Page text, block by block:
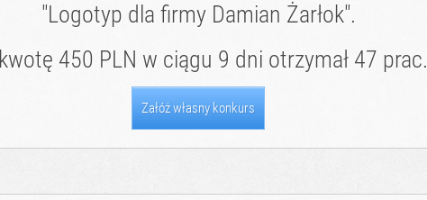
"Logotyp dla firmy Damian Żarłok".
450 PLN w ciągu 9 dni otrzymał 47 prac.
Załóż własny konkurs